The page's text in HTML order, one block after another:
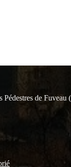
Pédestres de